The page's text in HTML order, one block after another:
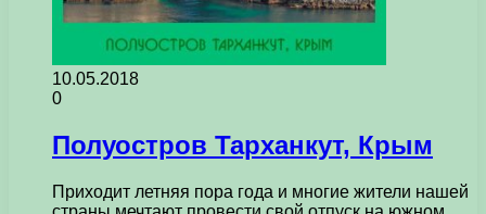
10.05.2018
0
Полуостров Тарханкут, Крым
Приходит летняя пора года и многие жители нашей